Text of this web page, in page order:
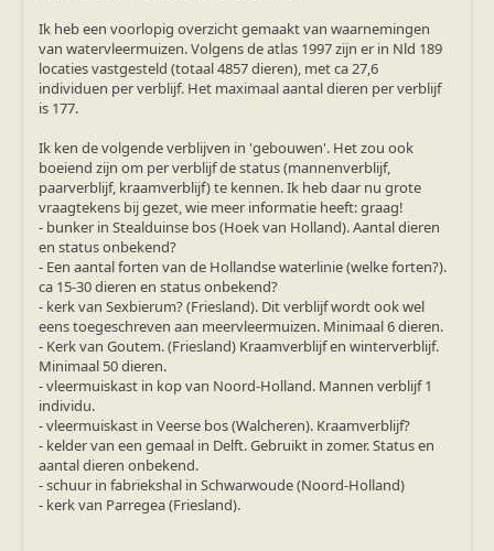
Ik heb een voorlopig overzicht gemaakt van waarnemingen
van watervleermuizen. Volgens de atlas 1997 zijn er in Nld 189
locaties vastgesteld (totaal 4857 dieren), met ca 27,6
individuen per verblijf. Het maximaal aantal dieren per verblijf
is 177.
Ik ken de volgende verblijven in 'gebouwen'. Het zou ook
boeiend zijn om per verblijf de status (mannenverblijf,
paarverblijf, kraamverblijf) te kennen. Ik heb daar nu grote
vraagtekens bij gezet, wie meer informatie heeft: graag!
- bunker in Stealduinse bos (Hoek van Holland). Aantal dieren
en status onbekend?
- Een aantal forten van de Hollandse waterlinie (welke forten?).
ca 15-30 dieren en status onbekend?
- kerk van Sexbierum? (Friesland). Dit verblijf wordt ook wel
eens toegeschreven aan meervleermuizen. Minimaal 6 dieren.
- Kerk van Goutem. (Friesland) Kraamverblijf en winterverblijf.
Minimaal 50 dieren.
- vleermuiskast in kop van Noord-Holland. Mannen verblijf 1
individu.
- vleermuiskast in Veerse bos (Walcheren). Kraamverblijf?
- kelder van een gemaal in Delft. Gebruikt in zomer. Status en
aantal dieren onbekend.
- schuur in fabriekshal in Schwarwoude (Noord-Holland)
- kerk van Parregea (Friesland).